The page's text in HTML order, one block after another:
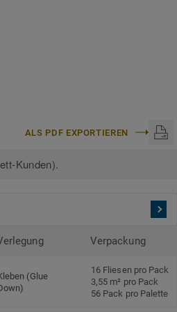
ALS PDF EXPORTIEREN
Kunden).
Verpackung
(Glue
16 Fliesen pro Pack
3,55 m² pro Pack
56 Pack pro Palette